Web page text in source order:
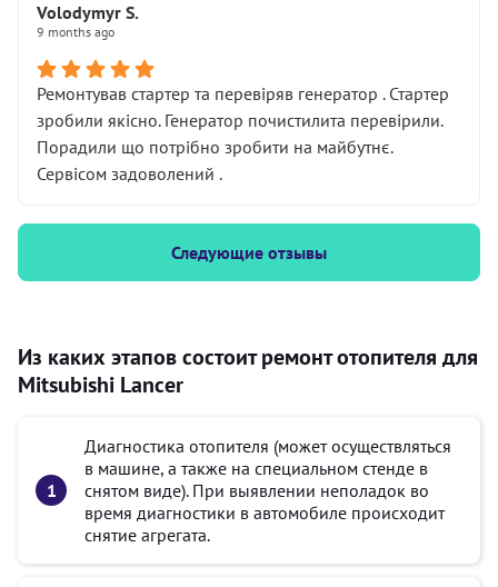
Volodymyr S.
9 months ago
Ремонтував стартер та перевіряв генератор . Стартер
зробили якісно. Генератор почистилита перевірили.
Порадили що потрібно зробити на майбутнє.
Сервісом задоволений .
Следующие отзывы
Из каких этапов состоит ремонт отопителя для
Mitsubishi Lancer
Диагностика отопителя (может осуществляться
в машине, а также на специальном стенде в
снятом виде). При выявлении неполадок во
время диагностики в автомобиле происходит
снятие агрегата.